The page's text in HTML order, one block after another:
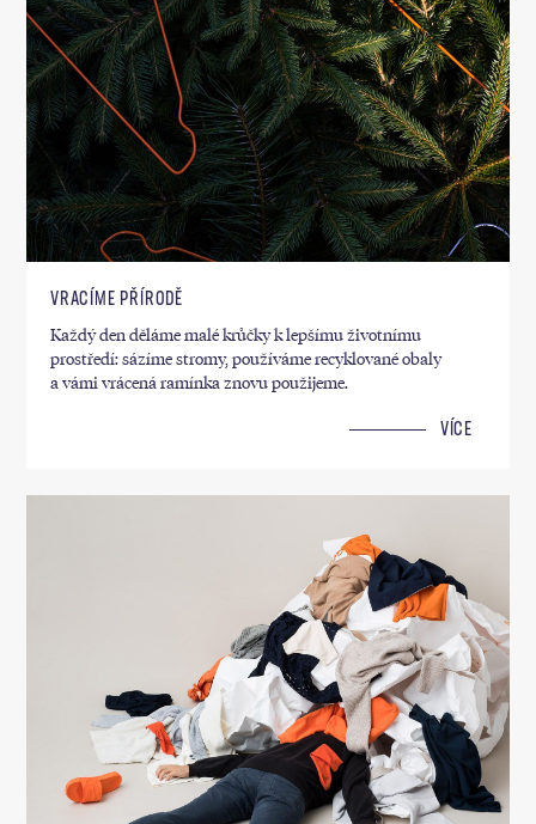
VRACÍME PŘÍRODĚ
Každý den děláme malé krůčky k lepšímu životnímu
prostředí: sázíme stromy, používáme recyklované obaly
a vámi vrácená ramínka znovu použijeme.
VÍCE